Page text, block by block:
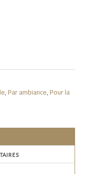
,Par ambiance,Pour la